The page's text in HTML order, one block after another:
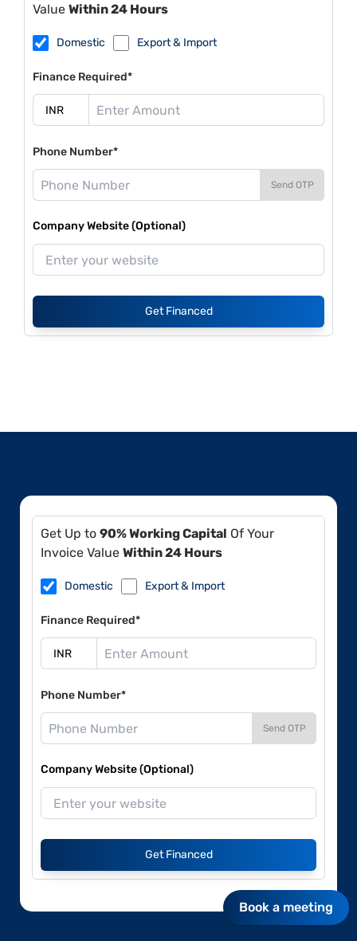
Value Within 24 Hours
Domestic Export & Import
Finance Required*
Phone Number*
Send OTP
Company Website (Optional)
Get Financed
Get Up to 90% Working Capital Of Your
Invoice Value Within 24 Hours
Domestic Export & Import
Finance Required*
Phone Number*
Send OTP
Company Website (Optional)
Get Financed
Book a meeting